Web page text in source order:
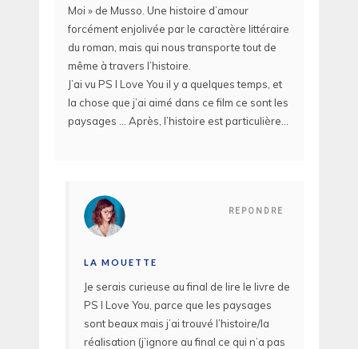
Moi » de Musso. Une histoire d’amour
forcément enjolivée par le caractère littéraire
du roman, mais qui nous transporte tout de
même à travers l’histoire.
J’ai vu PS I Love You il y a quelques temps, et
la chose que j’ai aimé dans ce film ce sont les
paysages … Après, l’histoire est particulière…
REPONDRE
LA MOUETTE
Je serais curieuse au final de lire le livre de
PS I Love You, parce que les paysages
sont beaux mais j’ai trouvé l’histoire/la
réalisation (j’ignore au final ce qui n’a pas